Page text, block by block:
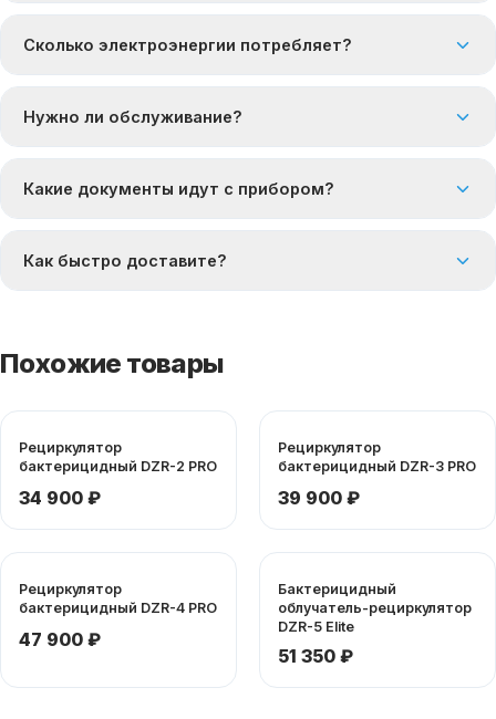
Сколько электроэнергии потребляет?
Нужно ли обслуживание?
Какие документы идут с прибором?
Как быстро доставите?
Похожие товары
Рециркулятор
бактерицидный DZR-2 PRO
34 900 ₽
Рециркулятор
бактерицидный DZR-3 PRO
39 900 ₽
Рециркулятор
бактерицидный DZR-4 PRO
47 900 ₽
Бактерицидный
облучатель-рециркулятор
DZR-5 Elite
51 350 ₽